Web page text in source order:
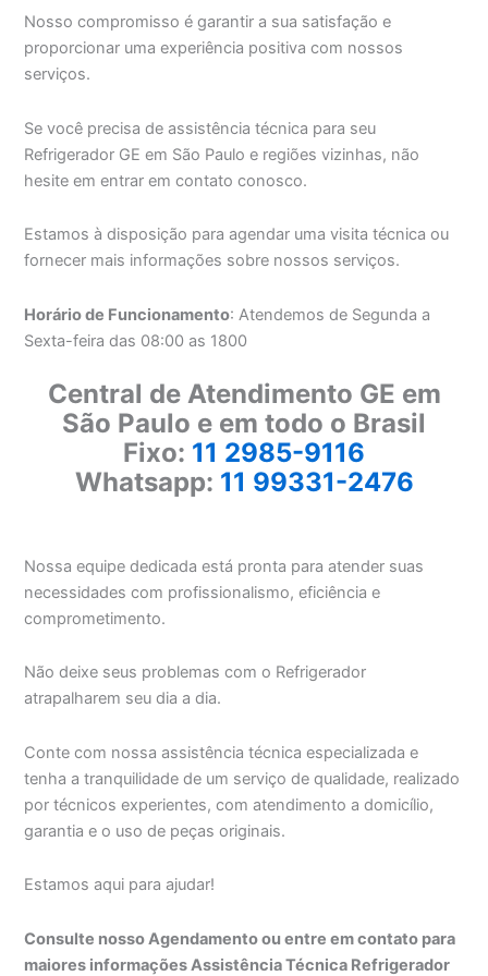
Nosso compromisso é garantir a sua satisfação e
proporcionar uma experiência positiva com nossos
serviços.
Se você precisa de assistência técnica para seu
Refrigerador GE em São Paulo e regiões vizinhas, não
hesite em entrar em contato conosco.
Estamos à disposição para agendar uma visita técnica ou
fornecer mais informações sobre nossos serviços.
Horário de Funcionamento: Atendemos de Segunda a
Sexta-feira das 08:00 as 1800
Central de Atendimento GE em
São Paulo e em todo o Brasil
Fixo: 11 2985-9116
Whatsapp: 11 99331-2476
Nossa equipe dedicada está pronta para atender suas
necessidades com profissionalismo, eficiência e
comprometimento.
Não deixe seus problemas com o Refrigerador
atrapalharem seu dia a dia.
Conte com nossa assistência técnica especializada e
tenha a tranquilidade de um serviço de qualidade, realizado
por técnicos experientes, com atendimento a domicílio,
garantia e o uso de peças originais.
Estamos aqui para ajudar!
Consulte nosso Agendamento ou entre em contato para
maiores informações Assistência Técnica Refrigerador